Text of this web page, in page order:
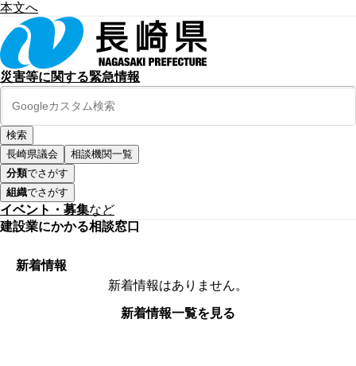
本文へ
災害等に関する緊急情報
長崎県議会
相談機関一覧
分類でさがす
組織でさがす
イベント・募集など
建設業にかかる相談窓口
新着情報
新着情報はありません。
新着情報一覧を見る